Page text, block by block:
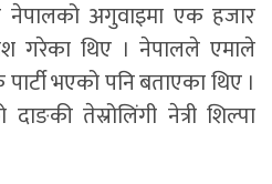
नेपालको अगुवाइमा एक हजार
गरेका थिए । नेपालले एमाले
भएको पनि बताएका थिए ।
तेस्रोलिंगी नेत्री शिल्पा